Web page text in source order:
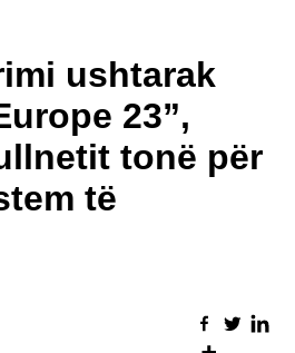
ushtarak
23”,
tonë për
të